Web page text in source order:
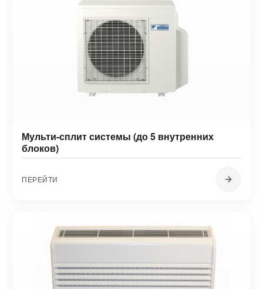
Мульти-сплит системы (до 5 внутренних
блоков)
ПЕРЕЙТИ